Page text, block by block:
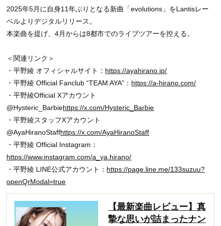
2025年5月に自身11年ぶりとなる新曲「evolutions」をLantisレー
ベルよりデジタルリリース。
本楽曲を提げ、4月からは8都市でのライブツアーを控える。
＜関連リンク＞
・平野綾 オフィシャルサイト： https://ayahirano.jp/
・平野綾 Official Fanclub “TEAM AYA”： https://a-hirano.com/
・平野綾Official Xアカウント
@Hysteric_Barbiehttps://x.com/Hysteric_Barbie
・平野綾スタッフXアカウント
@AyaHiranoStaffhttps://x.com/AyaHiranoStaff
・平野綾 Official Instagram：
https://www.instagram.com/a_ya.hirano/
・平野綾 LINE公式アカウント： https://page.line.me/133suzuu?
openQrModal=true
【最新楽曲レビュー】真
摯な思いが詰まったナン